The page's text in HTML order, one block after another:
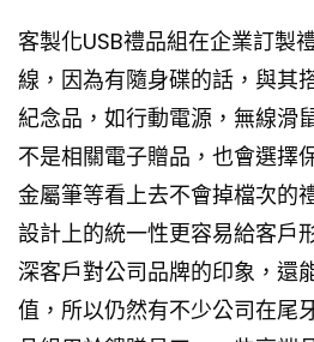
客製化USB禮品組在企業訂製
線，因為有隨身碟的話，與其
紀念品，如行動電源，無線滑
不是相關電子贈品，也會選擇
金屬筆等看上去不會掉檔次的
設計上的統一性更容易給客戶
深客戶對公司品牌的印象，還
值，所以仍然有不少公司在尾